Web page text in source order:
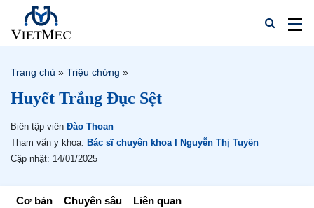
Trang chủ » Triệu chứng »
Huyết Trắng Đục Sệt
Biên tập viên Đào Thoan
Tham vấn y khoa: Bác sĩ chuyên khoa I Nguyễn Thị Tuyến
Cập nhật: 14/01/2025
Cơ bản Chuyên sâu Liên quan